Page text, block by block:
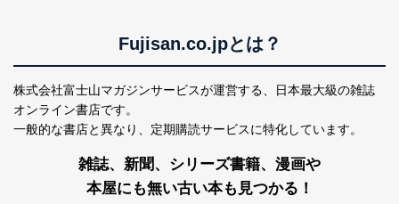
Fujisan.co.jpとは？
株式会社富士山マガジンサービスが運営する、
日本最大級の雑誌
オンライン書店です。
一般的な書店と異なり、 定期購読サービスに特化しています。
雑誌、新聞、シリーズ書籍、漫画や
本屋にも無い古い本も見つかる！